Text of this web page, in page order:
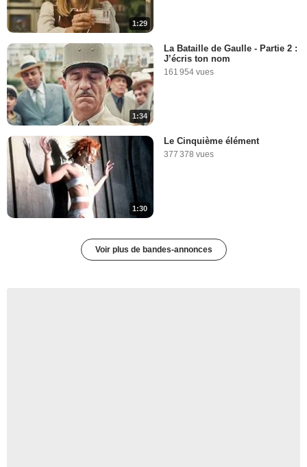
1:29
1:34
La Bataille de Gaulle - Partie 2 :
J’écris ton nom
161 954 vues
1:30
Le Cinquième élément
377 378 vues
Voir plus de bandes-annonces